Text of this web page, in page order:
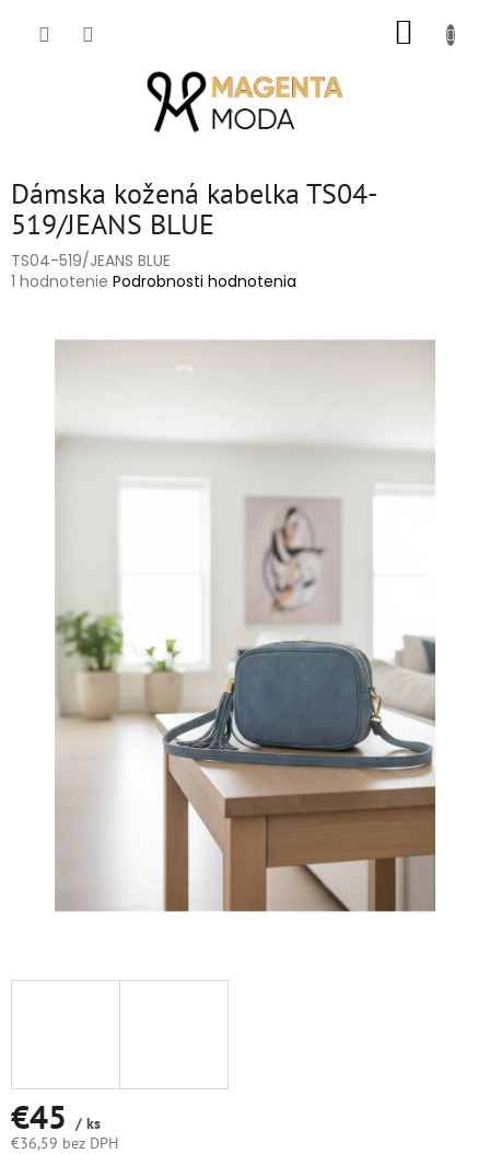
Dámska kožená kabelka TS04-
519/JEANS BLUE
TS04-519/JEANS BLUE
Priemerné
hviezdičiek.
1 hodnotenie Podrobnosti hodnotenia
€45 / ks
€36,59 bez DPH